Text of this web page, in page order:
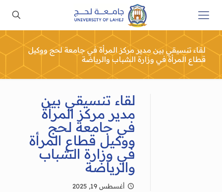
لقاء تنسيقي بين مدير مركز المرأة في جامعة لحج ووكيل
قطاع المرأة في وزارة الشباب والرياضة
لقاء تنسيقي بين
مدير مركز المرأة
في جامعة لحج
ووكيل قطاع المرأة
في وزارة الشباب
والرياضة
أغسطس 19, 2025